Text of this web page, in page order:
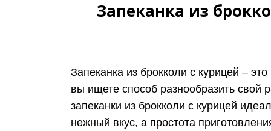
Запеканка из
Запеканка из брокколи с курицей –
вы ищете способ разнообразить свой
запеканки из брокколи с курицей
нежный вкус, а простота